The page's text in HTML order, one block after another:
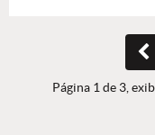
Página 1 de 3,